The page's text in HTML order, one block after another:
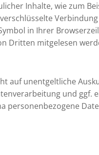
Inhalte, wie zum
in Ihrer
Dritten mitgelesen
auf unentgeltliche
und ggf.
personenbezogene